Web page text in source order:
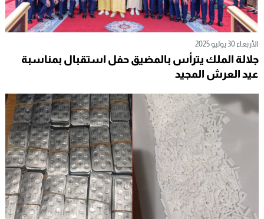
الأربعاء 30 يوليو 2025
جلالة الملك يترأس بالمضيق حفل استقبال بمناسبة
عيد العرش المجيد